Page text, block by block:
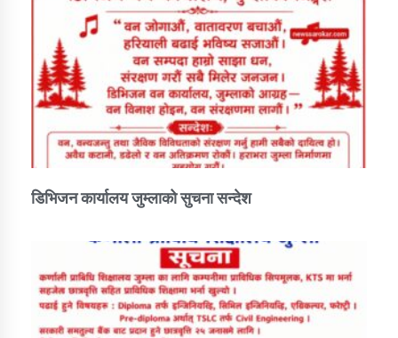
तातोपानी गाउँपालिका जुम्लाको सूचना
डिभिजन कार्यालय जुम्लाको सुचना सन्देश